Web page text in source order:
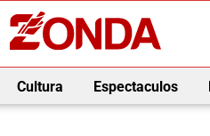
Cultura Espectaculos